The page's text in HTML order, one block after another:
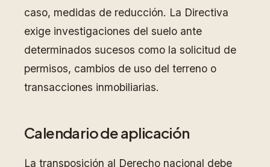
caso, medidas de reducción. La Directiva
exige investigaciones del suelo ante
determinados sucesos como la solicitud de
permisos, cambios de uso del terreno o
transacciones inmobiliarias.
Calendario de aplicación
La transposición al Derecho nacional debe